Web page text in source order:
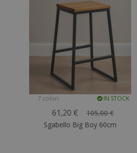
7 colori IN STOCK
61,20 €
105,00 €
Sgabello Big Boy 60cm